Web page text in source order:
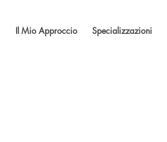
Il Mio Approccio Specializzazioni